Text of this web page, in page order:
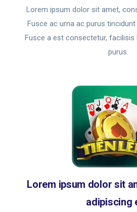
Lorem ipsum dolor sit amet,
Fusce ac urna ac purus
Fusce a est consectetur,
purus.
Lorem ipsum dolor sit
adipiscing